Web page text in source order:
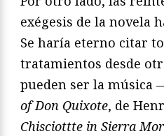
exégesis de la novela
Se haría eterno citar
tratamientos desde
pueden ser la música
of Don Quixote, de
Chisciottte in Sierra